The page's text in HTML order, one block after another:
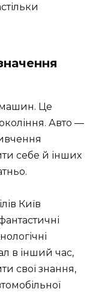
Це
Авто —
себе й інших
Київ
в інший час,
свої знання,